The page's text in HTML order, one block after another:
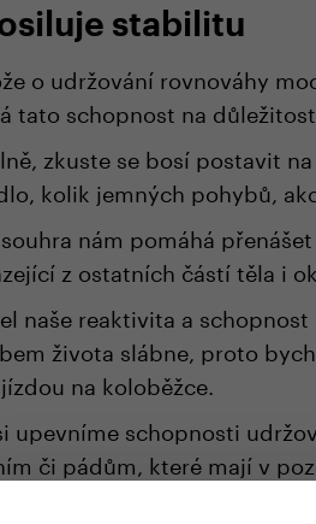
stabilitu
o udržování rovnováhy
tato schopnost na
zkuste se bosí postavit
kolik jemných pohybů,
nám pomáhá
z ostatních částí těla i
naše reaktivita a
života slábne, proto
na koloběžce.
upevníme schopnosti
či pádům, které mají v
zdraví, než když je nám